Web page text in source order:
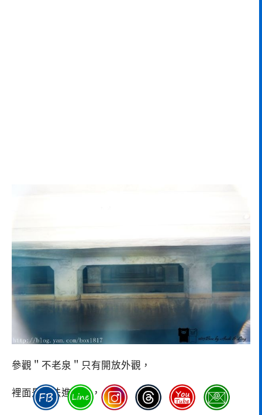
參觀＂不老泉＂只有開放外觀，
裡面是無法進入的，